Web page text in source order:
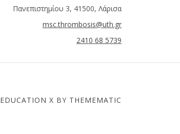
Πανεπιστημίου 3, 41500, Λάρισα
msc.thrombosis@uth.gr
2410 68 5739
EDUCATION X BY THEMEMATIC